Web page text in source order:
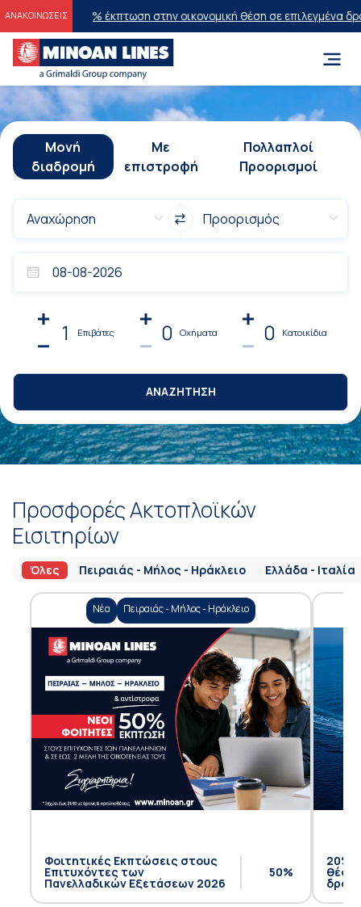
ΑΝΑΚΟΙΝΩΣΕΙΣ
20% έκπτωση στην οικονομική θέση σε επιλεγμένα δρομολόγια
Μονή
διαδρομή
Με
επιστροφή
Πολλαπλοί
Προορισμοί
1 Επιβάτες 0 Οχήματα 0 Κατοικίδια
ΑΝΑΖΗΤΗΣΗ
Προσφορές Ακτοπλοϊκών
Εισιτηρίων
Όλες Πειραιάς - Μήλος - Ηράκλειο Ελλάδα - Ιταλία
Νέα Πειραιάς - Μήλος - Ηράκλειο
Φοιτητικές Εκπτώσεις στους
Επιτυχόντες των
Πανελλαδικών Εξετάσεων 2026
50%
20%
θέση